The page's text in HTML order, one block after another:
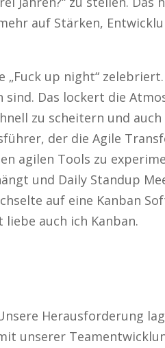
auf Stärken,
up night“
Das lockert die
zu scheitern und
der die Agile
agilen Tools zu
und Daily Standup
auf eine Kanban
auch ich Kanban.
Herausforderung
unserer